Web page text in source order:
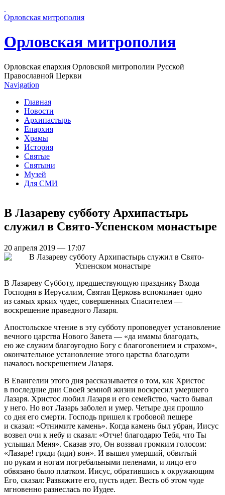
Орловская митрополия
Орловская митрополия
Орловская епархия Орловской митрополии Русской
Православной Церкви
Navigation
Главная
Новости
Архипастырь
Епархия
Храмы
История
Святые
Святыни
Музей
Для СМИ
В Лазареву субботу Архипастырь
служил в Свято-Успенском монастыре
20 апреля 2019 — 17:07
В Лазареву Субботу, предшествующую празднику Входа
Господня в Иерусалим, Святая Церковь вспоминает одно
из самых ярких чудес, совершенных Спасителем —
воскрешение праведного Лазаря.
Апостольское чтение в эту субботу проповедует установление
вечного царства Нового Завета — «да имамы благодать,
ею же служим благоугодно Богу с благоговением и страхом»,
окончательное установление этого царства благодати
началось воскрешением Лазаря.
В Евангелии этого дня рассказывается о том, как Христос
в последние дни Своей земной жизни воскресил умершего
Лазаря. Христос любил Лазаря и его семейство, часто бывал
у него. Но вот Лазарь заболел и умер. Четыре дня прошло
со дня его смерти. Господь пришел к гробовой пещере
и сказал: «Отнимите камень». Когда камень был убран, Иисус
возвел очи к небу и сказал: «Отче! благодарю Тебя, что Ты
услышал Меня». Сказав это, Он воззвал громким голосом:
«Лазаре! гряди (иди) вон». И вышел умерший, обвитый
по рукам и ногам погребальными пеленами, и лицо его
обвязано было платком. Иисус, обратившись к окружающим
Его, сказал: Развяжите его, пусть идет. Весть об этом чуде
мгновенно разнеслась по Иудее.